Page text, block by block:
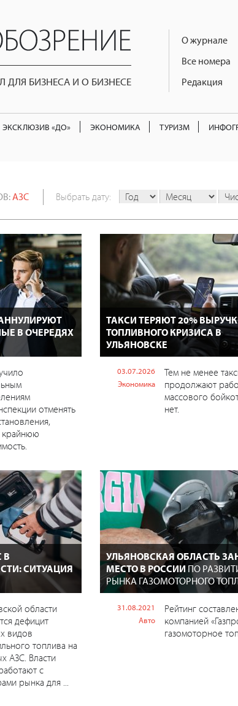
БИЗНЕСА И О БИЗНЕСЕ
О журнале
Все номера
Редакция
ЭКСКЛЮЗИВ «ДО» ЭКОНОМИКА ТУРИЗМ
АЗС Выбрать дату:
В ОЧЕРЕДЯХ
отменять
крайнюю
ТАКСИ ТЕРЯЮТ 20%
ТОПЛИВНОГО КРИЗИСА В
УЛЬЯНОВСКЕ
03.07.2026
Экономика
Тем не менее
продолжают
массового
нет.
В
СИТУАЦИЯ
области
дефицит
видов
топлива на
АЗС. Власти
с
рынка для ...
УЛЬЯНОВСКАЯ ОБЛАСТЬ
МЕСТО В РОССИИ ПО
РЫНКА ГАЗОМОТОРНОГО
31.08.2021
Авто
Рейтинг
компанией
газомоторное